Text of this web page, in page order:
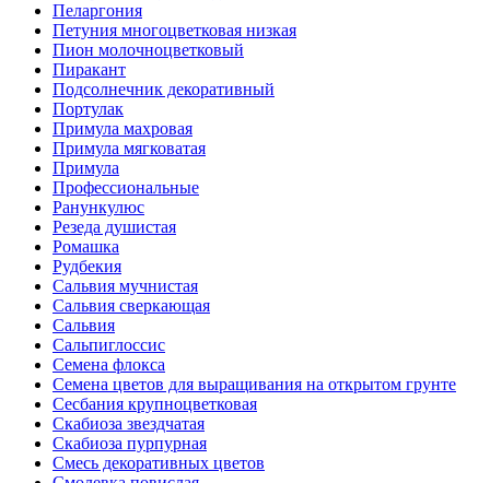
Пеларгония
Петуния многоцветковая низкая
Пион молочноцветковый
Пиракант
Подсолнечник декоративный
Портулак
Примула махровая
Примула мягковатая
Примула
Профессиональные
Ранункулюс
Резеда душистая
Ромашка
Рудбекия
Сальвия мучнистая
Сальвия сверкающая
Сальвия
Сальпиглоссис
Семена флокса
Семена цветов для выращивания на открытом грунте
Сесбания крупноцветковая
Скабиоза звездчатая
Скабиоза пурпурная
Смесь декоративных цветов